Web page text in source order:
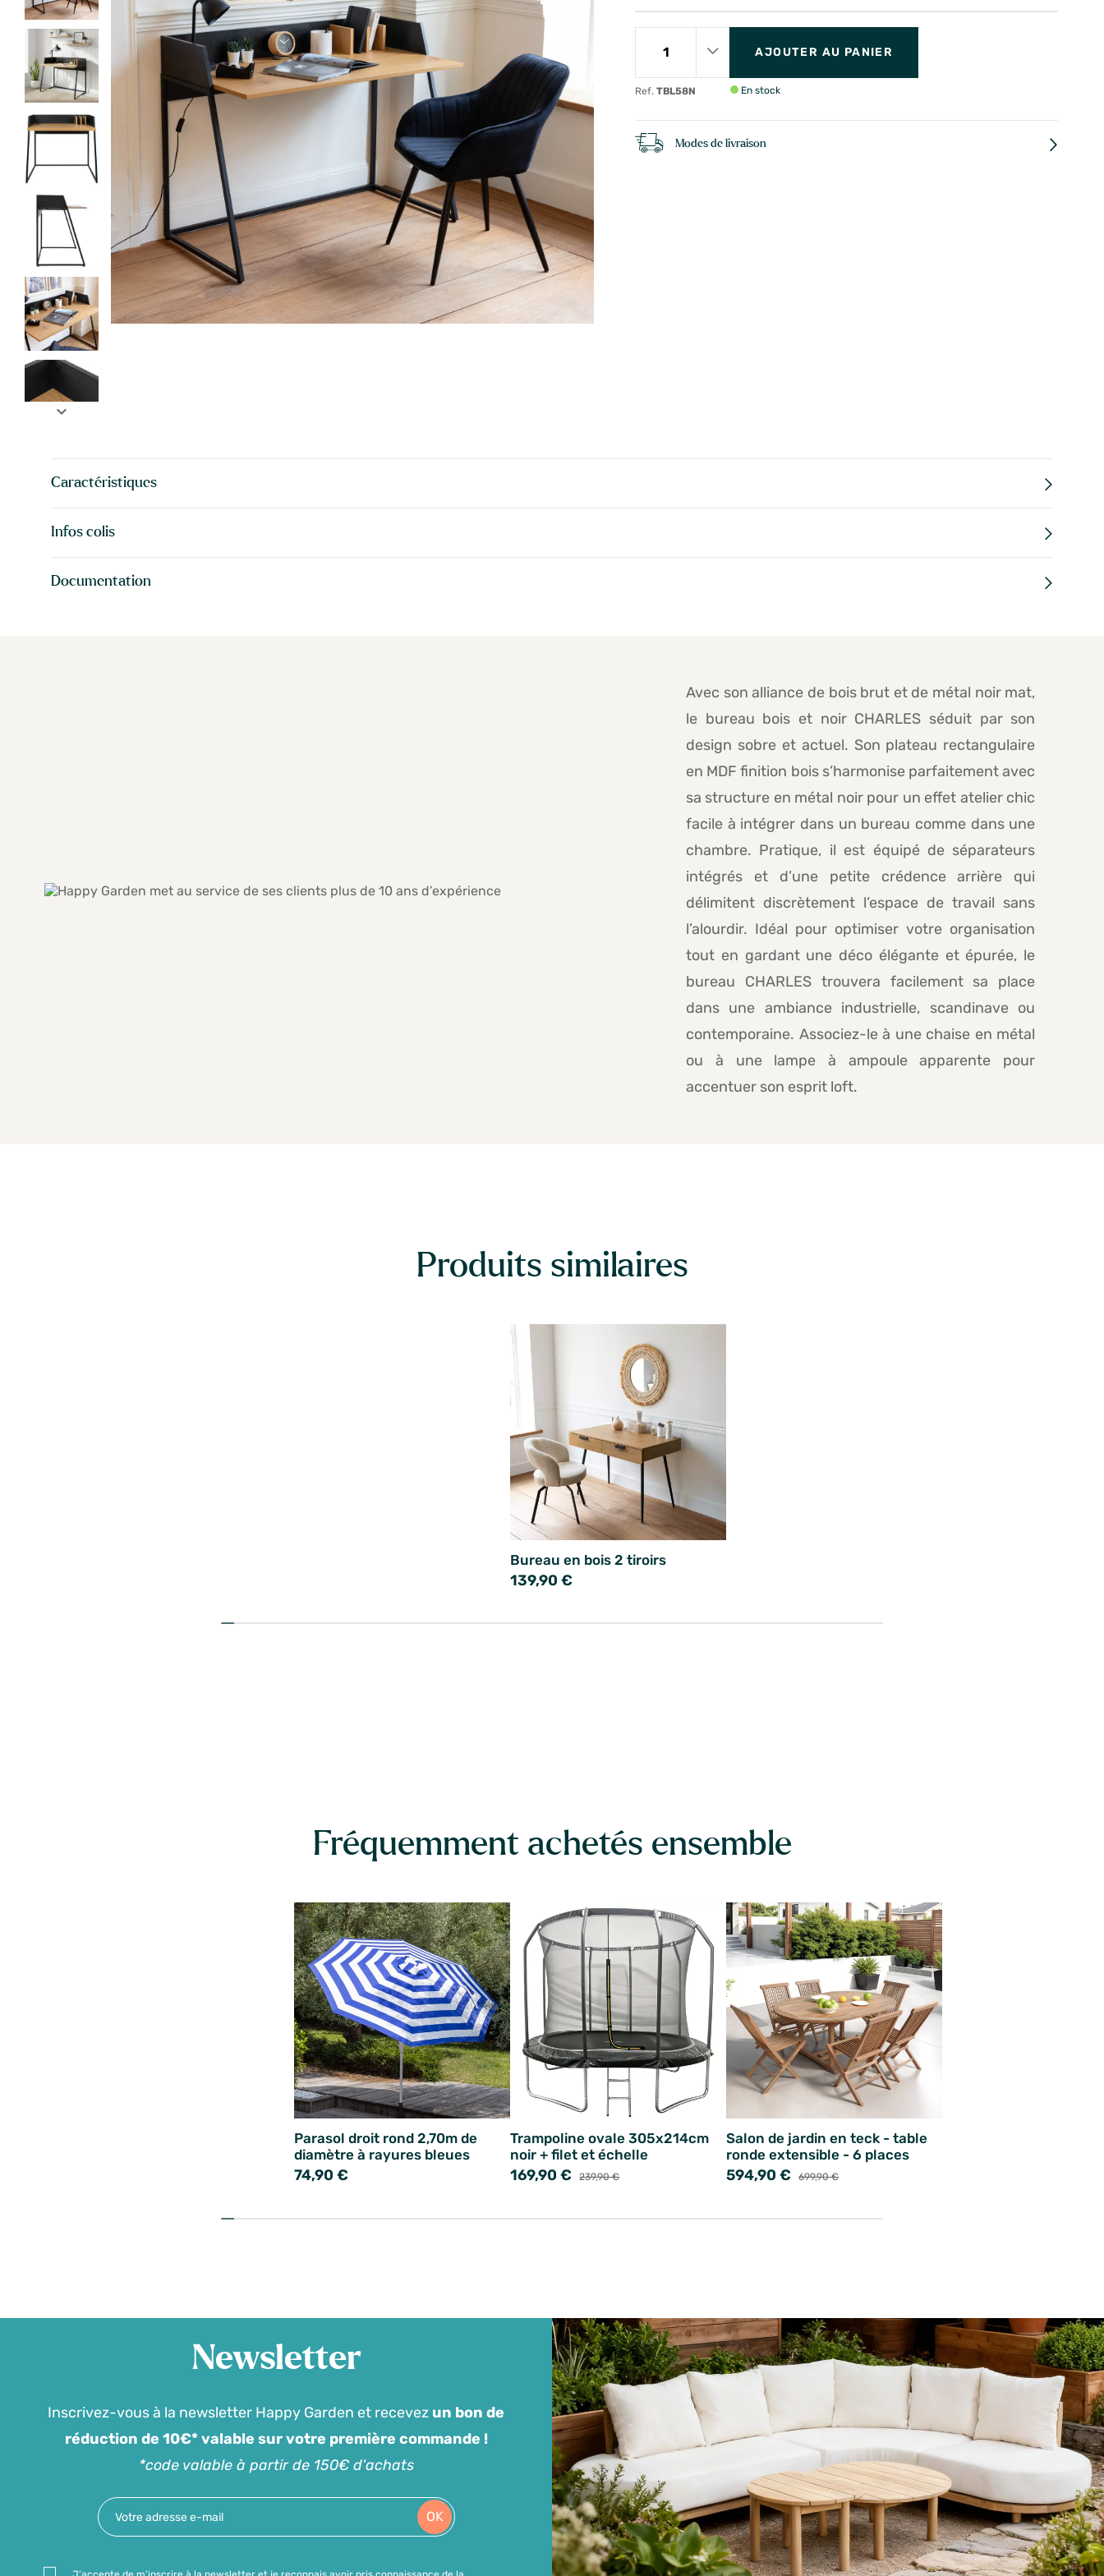
expand_more
Ref.TBL58N
AJOUTER AU PANIER
En stock
Modes de livraison
Caractéristiques
Infos colis
Documentation
Avec son alliance de bois brut et de métal noir mat,
le bureau bois et noir CHARLES séduit par son
design sobre et actuel. Son plateau rectangulaire
en MDF finition bois s’harmonise parfaitement avec
sa structure en métal noir pour un effet atelier chic
facile à intégrer dans un bureau comme dans une
chambre. Pratique, il est équipé de séparateurs
intégrés et d’une petite crédence arrière qui
délimitent discrètement l’espace de travail sans
l’alourdir. Idéal pour optimiser votre organisation
tout en gardant une déco élégante et épurée, le
bureau CHARLES trouvera facilement sa place
dans une ambiance industrielle, scandinave ou
contemporaine. Associez-le à une chaise en métal
ou à une lampe à ampoule apparente pour
accentuer son esprit loft.
Produits similaires
Bureau en bois 2 tiroirs
139,90 €
Fréquemment achetés ensemble
Parasol droit rond 2,70m de
diamètre à rayures bleues
74,90 €
Trampoline ovale 305x214cm
noir + filet et échelle
169,90 € 239,90 €
Salon de jardin en teck - table
ronde extensible - 6 places
594,90 € 699,90 €
Newsletter
Inscrivez-vous à la newsletter Happy Garden et recevez un bon de
réduction de 10€* valable sur votre première commande !
*code valable à partir de 150€ d'achats
OK